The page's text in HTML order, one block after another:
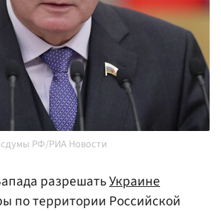
РФ/РИА Новости
разрешатьУкраине
по территории Российской